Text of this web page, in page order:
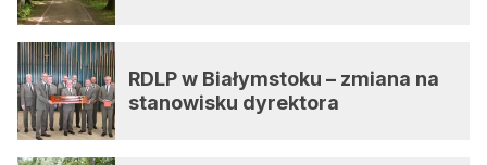
RDLP w Białymstoku – zmiana na
stanowisku dyrektora